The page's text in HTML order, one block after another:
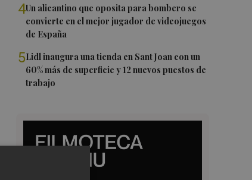
4Un alicantino que oposita para bombero se
convierte en el mejor jugador de videojuegos
de España
5Lidl inaugura una tienda en Sant Joan con un
60% más de superficie y 12 nuevos puestos de
trabajo